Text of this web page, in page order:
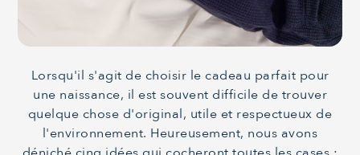
Lorsqu'il s'agit de choisir le cadeau parfait pour
une naissance, il est souvent difficile de trouver
quelque chose d'original, utile et respectueux de
l'environnement. Heureusement, nous avons